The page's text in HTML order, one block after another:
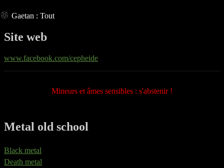
Gaetan : Tout
Site web
www.facebook.com/cepheide
Mineurs et âmes sensibles : s'abstenir !
Metal old school
Black metal
Death metal